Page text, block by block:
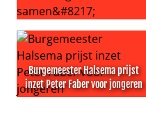
‘BenB Vol Liefde-Nisha
Burgemeester Halsema prijst
inzet Peter Faber voor jongeren